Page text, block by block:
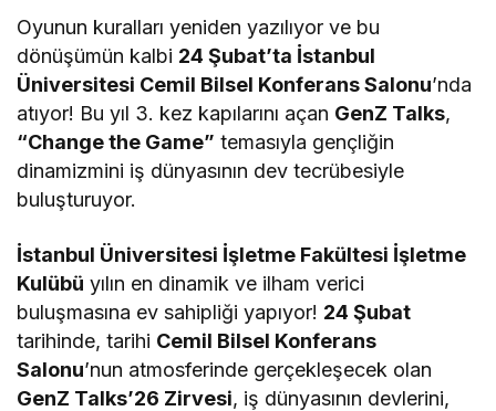
Oyunun kuralları yeniden yazılıyor ve bu
dönüşümün kalbi 24 Şubat’ta İstanbul
Üniversitesi Cemil Bilsel Konferans Salonu’nda
atıyor! Bu yıl 3. kez kapılarını açan GenZ Talks,
“Change the Game” temasıyla gençliğin
dinamizmini iş dünyasının dev tecrübesiyle
buluşturuyor.
İstanbul Üniversitesi İşletme Fakültesi İşletme
Kulübü yılın en dinamik ve ilham verici
buluşmasına ev sahipliği yapıyor! 24 Şubat
tarihinde, tarihi Cemil Bilsel Konferans
Salonu’nun atmosferinde gerçekleşecek olan
GenZ Talks’26 Zirvesi, iş dünyasının devlerini,